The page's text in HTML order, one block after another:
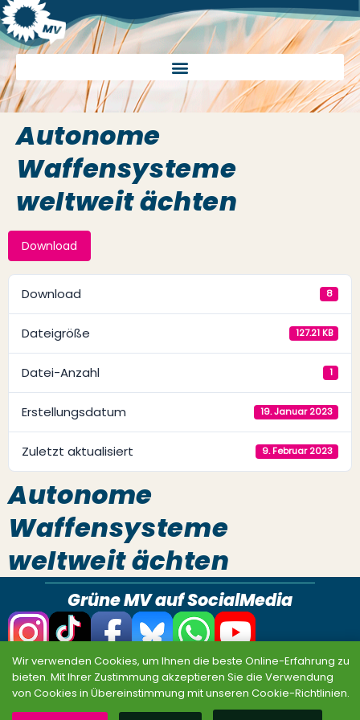
Autonome
Waffensysteme
weltweit ächten
Download
Download 8
Dateigröße 127.21 KB
Datei-Anzahl 1
Erstellungsdatum 19. Januar 2023
Zuletzt aktualisiert 9. Februar 2023
Autonome
Waffensysteme
weltweit ächten
Grüne MV auf SocialMedia
Datenschutz Impressum Sitemap
Wir verwenden Cookies, um Ihnen die beste Online-Erfahrung zu
bieten. Mit Ihrer Zustimmung akzeptieren Sie die Verwendung
von Cookies in Übereinstimmung mit unseren Cookie-Richtlinien.